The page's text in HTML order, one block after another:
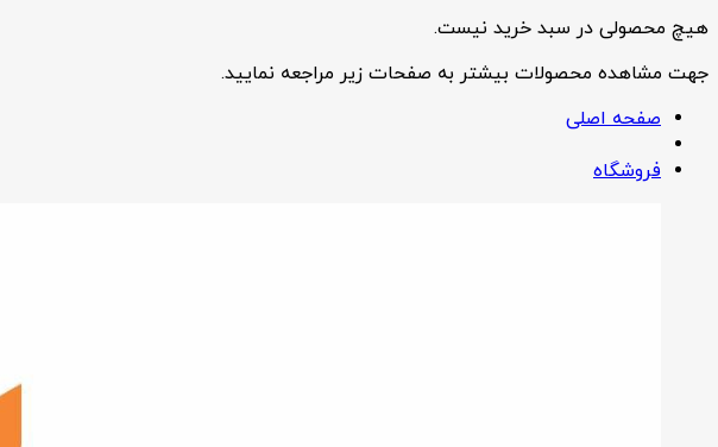
هیچ محصولی در سبد خرید نیست.
جهت مشاهده محصولات بیشتر به صفحات زیر مراجعه نمایید.
صفحه اصلی
فروشگاه